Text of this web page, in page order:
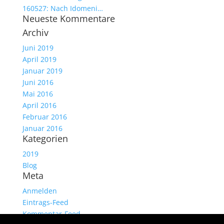
160527: Nach Idomeni…
Neueste Kommentare
Archiv
Juni 2019
April 2019
Januar 2019
Juni 2016
Mai 2016
April 2016
Februar 2016
Januar 2016
Kategorien
2019
Blog
Meta
Anmelden
Eintrags-Feed
Kommentar-Feed